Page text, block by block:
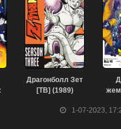
1-07-2023,
Драгонболл Зет
[ТВ] (1989)
—